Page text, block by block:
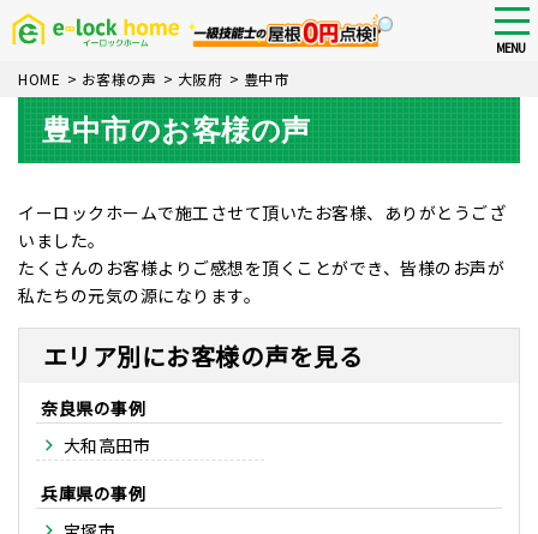
Skip
content
MENU
HOME > お客様の声 > 大阪府 > 豊中市
豊中市のお客様の声
イーロックホームで施工させて頂いたお客様、ありがとうござ
いました。
たくさんのお客様よりご感想を頂くことができ、皆様のお声が
私たちの元気の源になります。
エリア別にお客様の声を見る
奈良県
大和高田市
兵庫県